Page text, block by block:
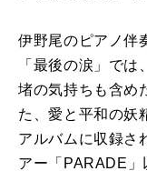
伊野尾のピアノ伴
「最後の涙」で
堵の気持ちも含め
た、愛と平和の妖
アルバムに収録さ
アー「PARADE